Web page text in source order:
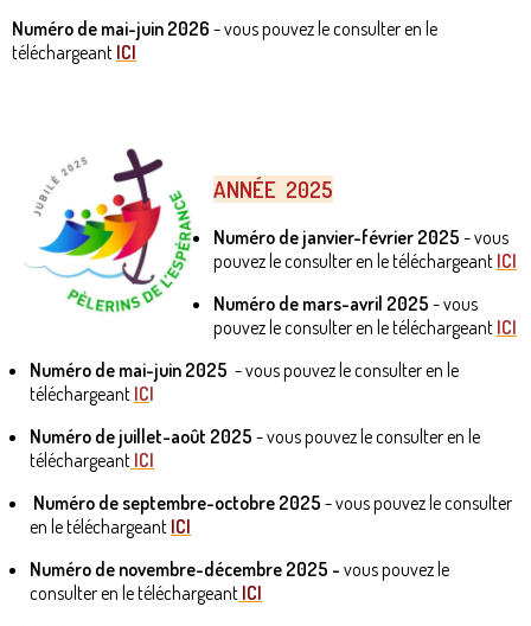
Numéro de mai-juin 2026 - vous pouvez le consulter en le
téléchargeant ICI
ANNÉE 2025
Numéro de janvier-février 2025 - vous
pouvez le consulter en le téléchargeant ICI
Numéro de mars-avril 2025 - vous
pouvez le consulter en le téléchargeant ICI
Numéro de mai-juin 2025 - vous pouvez le consulter en le
téléchargeant ICI
Numéro de juillet-août 2025 - vous pouvez le consulter en le
téléchargeant ICI
Numéro de septembre-octobre 2025 - vous pouvez le consulter
en le téléchargeant ICI
Numéro de novembre-décembre 2025 - vous pouvez le
consulter en le téléchargeant ICI